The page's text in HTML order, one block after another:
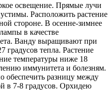
освещение. Прямые лучи
Расположить растение
стороне. В осенне-зимнее
в качестве
Ванду выращивают при
градусов тепла. Растение
температуры ниже 18
иммунитета и болезням.
обеспечить разницу между
в 7-8 градусов. Орхидею